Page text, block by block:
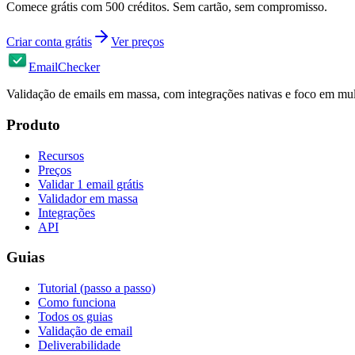
Comece grátis com 500 créditos. Sem cartão, sem compromisso.
Criar conta grátis
Ver preços
EmailChecker
Validação de emails em massa, com integrações nativas e foco em
Produto
Recursos
Preços
Validar 1 email grátis
Validador em massa
Integrações
API
Guias
Tutorial (passo a passo)
Como funciona
Todos os guias
Validação de email
Deliverabilidade